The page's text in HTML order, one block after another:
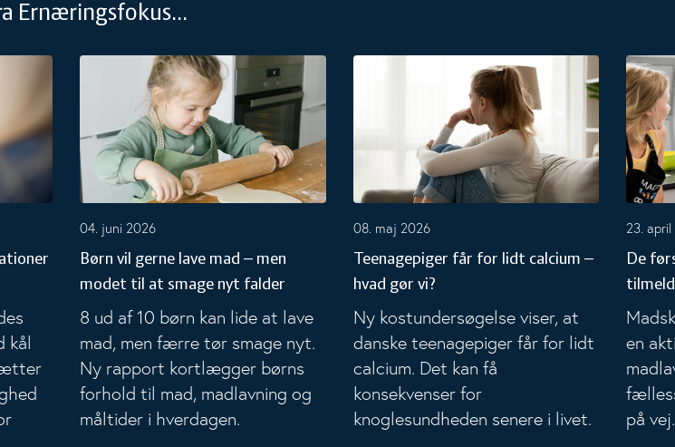
Ernæringsfokus...
kål
om mad og fællesskab
04. juni 2026
Børn vil gerne lave mad – men
modet til at smage nyt falder
8 ud af 10 børn kan lide at lave
mad, men færre tør smage nyt.
Ny rapport kortlægger børns
forhold til mad, madlavning og
måltider i hverdagen.
Børn vil gerne lave mad – men modet til at smage nyt falder
08. maj 2026
Teenagepiger får for lidt calcium –
hvad gør vi?
Ny kostundersøgelse viser, at
danske teenagepiger får for lidt
calcium. Det kan få
konsekvenser for
knoglesundheden senere i livet.
Teenagepiger får for lidt calcium – hvad gør vi?
23.
De
en
på vej.
De